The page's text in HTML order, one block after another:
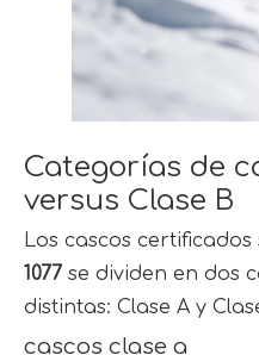
Categorías de
versus Clase B
Los cascos certificados
1077 se dividen en dos
distintas: Clase A y
cascos clase a